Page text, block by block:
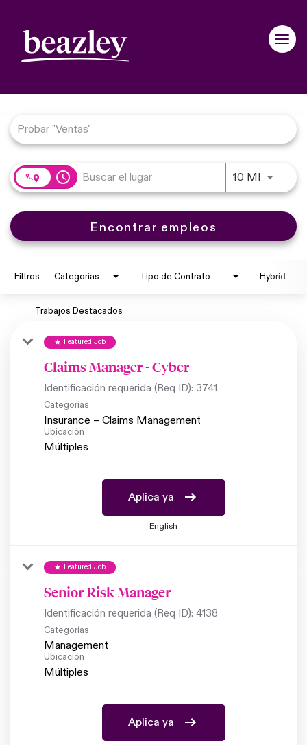
Toggle
navigation
access_time 10 MI
Encontrar empleos
Filtros Categorías Tipo de Contrato Hybrid
Trabajos Destacados
star Featured Job
Claims Manager - Cyber
Identificación requerida (Req ID): 3741
Categorías
Insurance – Claims Management
Ubicación
Múltiples
Aplica ya
English
star Featured Job
Senior Risk Manager
Identificación requerida (Req ID): 4138
Categorías
Management
Ubicación
Múltiples
Aplica ya